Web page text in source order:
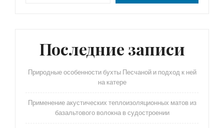
Последние записи
Природные особенности бухты Песчаной и подход к ней
на катере
Применение акустических теплоизоляционных матов из
базальтового волокна в судостроении